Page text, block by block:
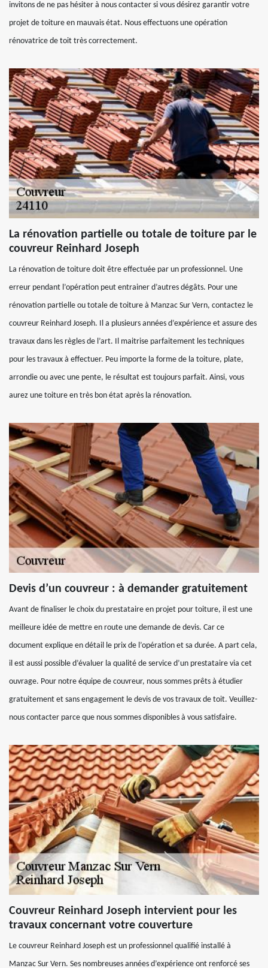
invitons de ne pas hésiter à nous contacter si vous désirez garantir votre
projet de toiture en mauvais état. Nous effectuons une opération
rénovatrice de toit très correctement.
La rénovation partielle ou totale de toiture par le
couvreur Reinhard Joseph
La rénovation de toiture doit être effectuée par un professionnel. Une
erreur pendant l’opération peut entrainer d’autres dégâts. Pour une
rénovation partielle ou totale de toiture à Manzac Sur Vern, contactez le
couvreur Reinhard Joseph. Il a plusieurs années d’expérience et assure des
travaux dans les règles de l’art. Il maitrise parfaitement les techniques
pour les travaux à effectuer. Peu importe la forme de la toiture, plate,
arrondie ou avec une pente, le résultat est toujours parfait. Ainsi, vous
aurez une toiture en très bon état après la rénovation.
Devis d’un couvreur : à demander gratuitement
Avant de finaliser le choix du prestataire en projet pour toiture, il est une
meilleure idée de mettre en route une demande de devis. Car ce
document explique en détail le prix de l’opération et sa durée. A part cela,
il est aussi possible d’évaluer la qualité de service d’un prestataire via cet
ouvrage. Pour notre équipe de couvreur, nous sommes prêts à étudier
gratuitement et sans engagement le devis de vos travaux de toit. Veuillez-
nous contacter parce que nous sommes disponibles à vous satisfaire.
Couvreur Reinhard Joseph intervient pour les
travaux concernant votre couverture
Le couvreur Reinhard Joseph est un professionnel qualifié installé à
Manzac Sur Vern. Ses nombreuses années d’expérience ont renforcé ses